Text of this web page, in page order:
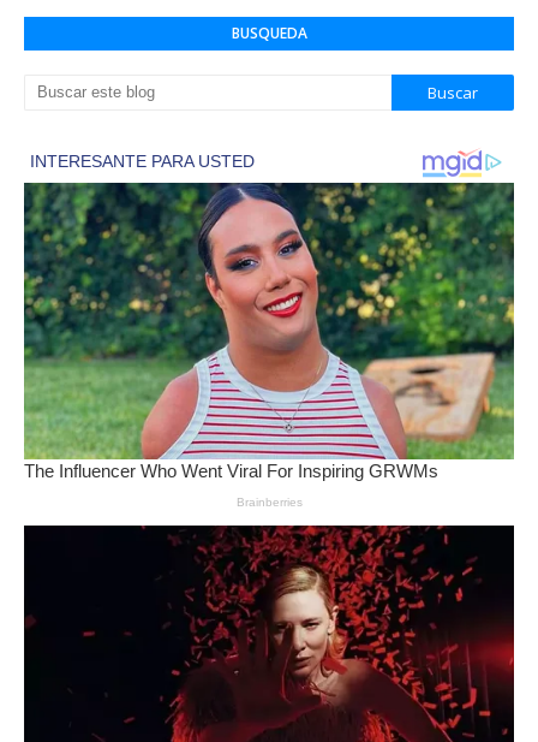
BUSQUEDA